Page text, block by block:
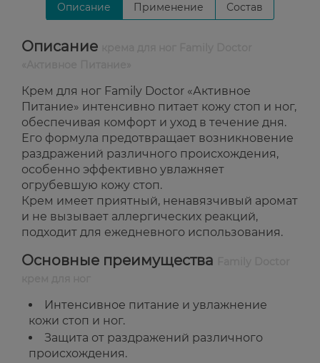
Описание Применение Состав
Описание
Крем для ног Family Doctor «Активное
Питание» интенсивно питает кожу стоп и ног,
обеспечивая комфорт и уход в течение дня.
Его формула предотвращает возникновение
раздражений различного происхождения,
особенно эффективно увлажняет
огрубевшую кожу стоп.
Крем имеет приятный, ненавязчивый аромат
и не вызывает аллергических реакций,
подходит для ежедневного использования.
Основные преимущества
Интенсивное питание и увлажнение
кожи стоп и ног.
Защита от раздражений различного
происхождения.